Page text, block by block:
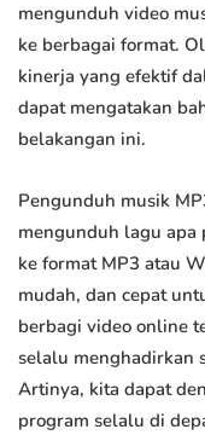
mengunduh video
ke berbagai format.
kinerja yang efektif
dapat mengatakan
belakangan ini.
Pengunduh musik
mengunduh lagu apa
ke format MP3 atau
mudah, dan cepat
berbagi video online
selalu menghadirkan
Artinya, kita dapat
program selalu di